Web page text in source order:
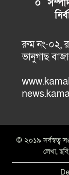
০
বার্তা
রুম নং-০২,
ভানুগাছ
© ২০১৯ সর্বস্বত্ব
লেখা,